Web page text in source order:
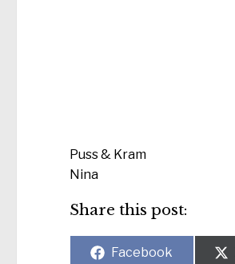
Puss & Kram
Nina
Share this post:
Dela
Facebook